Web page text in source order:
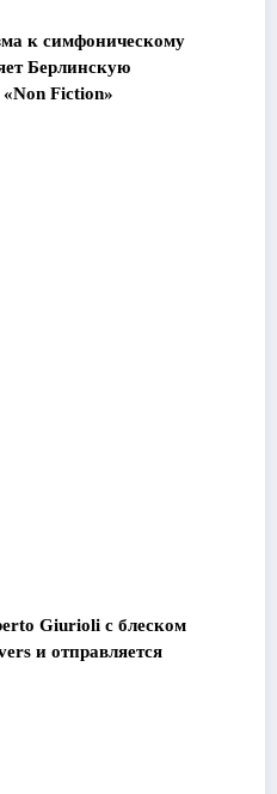
к симфоническому
Берлинскую
Fiction»
Giurioli с блеском
и отправляется